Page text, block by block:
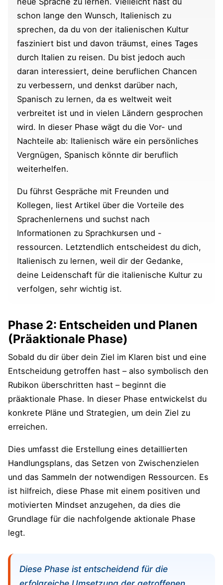
schon lange den Wunsch, Italienisch zu
sprechen, da du von der italienischen Kultur
fasziniert bist und davon träumst, eines Tages
durch Italien zu reisen. Du bist jedoch auch
daran interessiert, deine beruflichen Chancen
zu verbessern, und denkst darüber nach,
Spanisch zu lernen, da es weltweit weit
verbreitet ist und in vielen Ländern gesprochen
wird. In dieser Phase wägt du die Vor- und
Nachteile ab: Italienisch wäre ein persönliches
Vergnügen, Spanisch könnte dir beruflich
weiterhelfen.
Du führst Gespräche mit Freunden und
Kollegen, liest Artikel über die Vorteile des
Sprachenlernens und suchst nach
Informationen zu Sprachkursen und -
ressourcen. Letztendlich entscheidest du dich,
Italienisch zu lernen, weil dir der Gedanke,
deine Leidenschaft für die italienische Kultur zu
verfolgen, sehr wichtig ist.
Phase 2: Entscheiden und Planen
(Präaktionale Phase)
Sobald du dir über dein Ziel im Klaren bist und eine
Entscheidung getroffen hast – also symbolisch den
Rubikon überschritten hast – beginnt die
präaktionale Phase. In dieser Phase entwickelst du
konkrete Pläne und Strategien, um dein Ziel zu
erreichen.
Dies umfasst die Erstellung eines detaillierten
Handlungsplans, das Setzen von Zwischenzielen
und das Sammeln der notwendigen Ressourcen. Es
ist hilfreich, diese Phase mit einem positiven und
motivierten Mindset anzugehen, da dies die
Grundlage für die nachfolgende aktionale Phase
legt.
Diese Phase ist entscheidend für die